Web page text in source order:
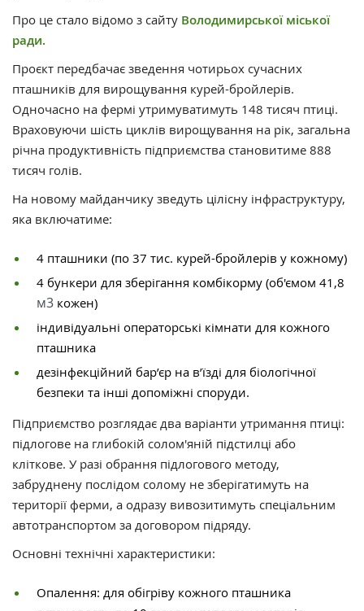
Про це стало відомо з сайту Володимирської міської
ради.
Проєкт передбачає зведення чотирьох сучасних
пташників для вирощування курей-бройлерів.
Одночасно на фермі утримуватимуть 148 тисяч птиці.
Враховуючи шість циклів вирощування на рік, загальна
річна продуктивність підприємства становитиме 888
тисяч голів.
На новому майданчику зведуть цілісну інфраструктуру,
яка включатиме:
4 пташники (по 37 тис. курей-бройлерів у кожному)
4 бункери для зберігання комбікорму (об'ємом 41,8
м3 кожен)
індивідуальні операторські кімнати для кожного
пташника
дезінфекційний бар’єр на в’їзді для біологічної
безпеки та інші допоміжні споруди.
Підприємство розглядає два варіанти утримання птиці:
підлогове на глибокій солом'яній підстилці або
кліткове. У разі обрання підлогового методу,
забруднену послідом солому не зберігатимуть на
території ферми, а одразу вивозитимуть спеціальним
автотранспортом за договором підряду.
Основні технічні характеристики:
Опалення: для обігріву кожного пташника